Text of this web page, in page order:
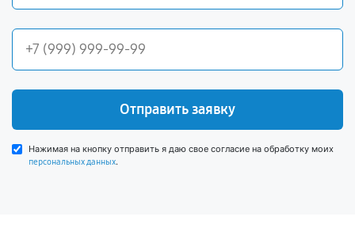
Отправить заявку
Нажимая на кнопку отправить я даю свое согласие на обработку моих
персональных данных.